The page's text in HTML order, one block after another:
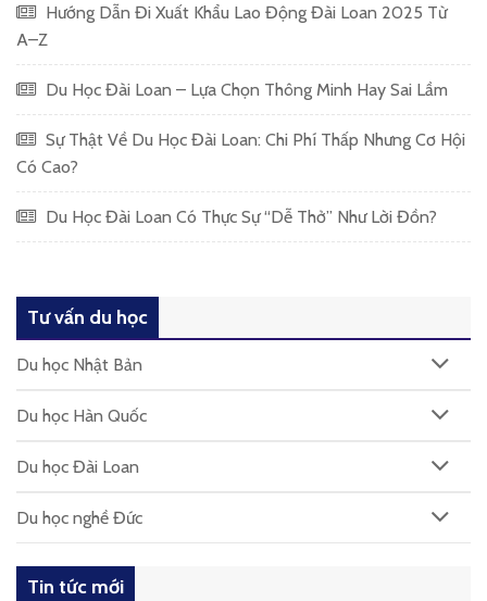
Hướng Dẫn Đi Xuất Khẩu Lao Động Đài Loan 2025 Từ
A–Z
Du Học Đài Loan – Lựa Chọn Thông Minh Hay Sai Lầm
Sự Thật Về Du Học Đài Loan: Chi Phí Thấp Nhưng Cơ Hội
Có Cao?
Du Học Đài Loan Có Thực Sự “Dễ Thở” Như Lời Đồn?
Tư vấn du học
Du học Nhật Bản
Du học Hàn Quốc
Du học Đài Loan
Du học nghề Đức
Tin tức mới